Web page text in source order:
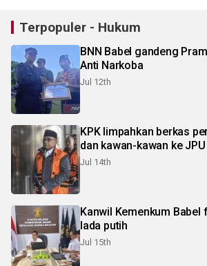
Terpopuler - Hukum
BNN Babel gandeng
Anti Narkoba
Jul 12th
KPK limpahkan berkas
dan kawan-kawan ke JPU
Jul 14th
Kanwil Kemenkum Babel
lada putih
Jul 15th